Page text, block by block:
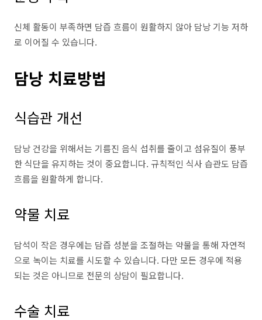
신체 활동이 부족하면 담즙 흐름이 원활하지 않아 담낭 기능 저하
로 이어질 수 있습니다.
담낭 치료방법
식습관 개선
담낭 건강을 위해서는 기름진 음식 섭취를 줄이고 섬유질이 풍부
한 식단을 유지하는 것이 중요합니다. 규칙적인 식사 습관도 담즙
흐름을 원활하게 합니다.
약물 치료
담석이 작은 경우에는 담즙 성분을 조절하는 약물을 통해 자연적
으로 녹이는 치료를 시도할 수 있습니다. 다만 모든 경우에 적용
되는 것은 아니므로 전문의 상담이 필요합니다.
수술 치료